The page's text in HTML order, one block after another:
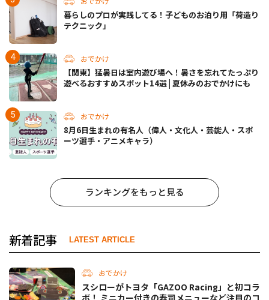
暮らしのプロが実践してる！子どものお泊り用「荷造り
テクニック」
おでかけ
【関東】猛暑日は室内遊び場へ！暑さを忘れてたっぷり
遊べるおすすめスポット14選 | 夏休みのおでかけにも
おでかけ
8月6日生まれの有名人（偉人・文化人・芸能人・スポ
ーツ選手・アニメキャラ）
ランキングをもっと見る
新着記事 LATEST ARTICLE
おでかけ
スシローがトヨタ「GAZOO Racing」と初コラ
ボ！ ミニカー付きの寿司メニューなど注目のコ